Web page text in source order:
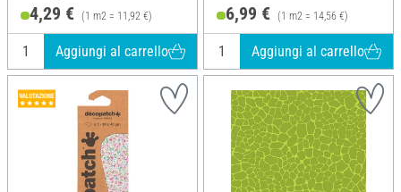
4,29 € (1 m2 = 11,92 €)
Aggiungi al carrello
Larghezza: 30 cm; Materiale: Carta
6,99 € (1 m2 = 14,56 €)
Aggiungi al carrello